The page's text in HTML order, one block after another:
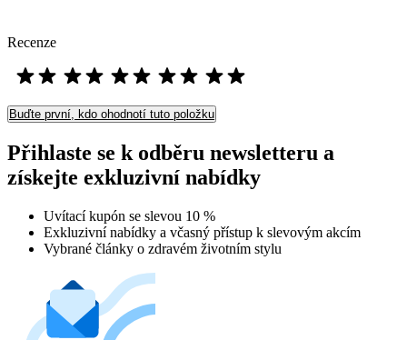
Recenze
Buďte první, kdo ohodnotí tuto položku
Přihlaste se k odběru newsletteru a
získejte exkluzivní nabídky
Uvítací kupón se slevou 10 %
Exkluzivní nabídky a včasný přístup k slevovým akcím
Vybrané články o zdravém životním stylu